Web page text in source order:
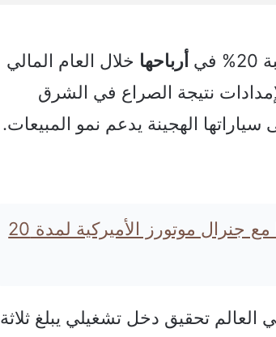
أرباحها خلال العام المالي
نتيجة الصراع في الشرق
الهجينة يدعم نمو المبيعات.
سايك موتور الصينية تجدد مشروعها مع جنرال موتورز الأميركية لمدة 20
العالم تحقيق دخل تشغيلي يبلغ ثلاثة